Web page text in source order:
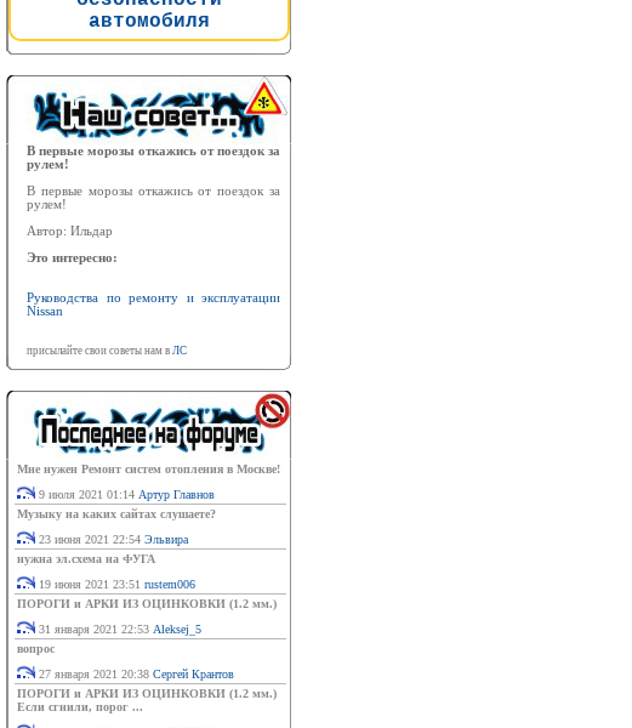
автомобиля
В первые морозы откажись от поездок за
рулем!
В первые морозы откажись от поездок за
рулем!
Автор: Ильдар
Это интересно:
Руководства по ремонту и эксплуатации
Nissan
присылайте свои советы нам в ЛС
Мне нужен Ремонт систем отопления в Москве!
9 июля 2021 01:14 Артур Главнов
Музыку на каких сайтах слушаете?
23 июня 2021 22:54 Эльвира
нужна эл.схема на ФУГА
19 июня 2021 23:51 rustem006
ПОРОГИ и АРКИ ИЗ ОЦИНКОВКИ (1.2 мм.)
31 января 2021 22:53 Aleksej_5
вопрос
27 января 2021 20:38 Сергей Крантов
ПОРОГИ и АРКИ ИЗ ОЦИНКОВКИ (1.2 мм.)
Если сгнили, порог ...